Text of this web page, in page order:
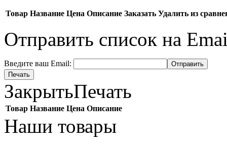
Товар Название Цена Описание Заказать Удалить из
Отправить список на
Введите ваш Email:
ЗакрытьПечать
Товар Название Цена Описание
Наши товары